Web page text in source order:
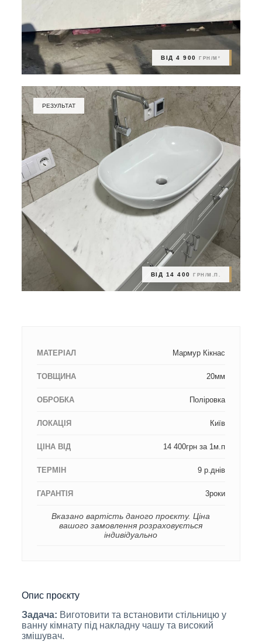
ВІД 4 900ГРН/М²
РЕЗУЛЬТАТ
ВІД 14 400ГРН/М.П.
МАТЕРІАЛ Мармур Кікнас
ТОВЩИНА 20мм
ОБРОБКА Поліровка
ЛОКАЦІЯ Київ
ЦІНА ВІД 14 400грн за 1м.п
ТЕРМІН 9 р.днів
ГАРАНТІЯ 3роки
Вказано вартість даного проєкту. Ціна
вашого замовлення розраховується
індивідуально
Опис проєкту
Задача: Виготовити та встановити стільницю у
ванну кімнату під накладну чашу та високий
змішувач.